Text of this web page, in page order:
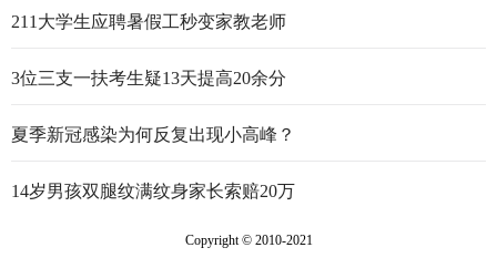
211大学生应聘暑假工秒变家教老师
3位三支一扶考生疑13天提高20余分
夏季新冠感染为何反复出现小高峰？
14岁男孩双腿纹满纹身家长索赔20万
Copyright © 2010-2021